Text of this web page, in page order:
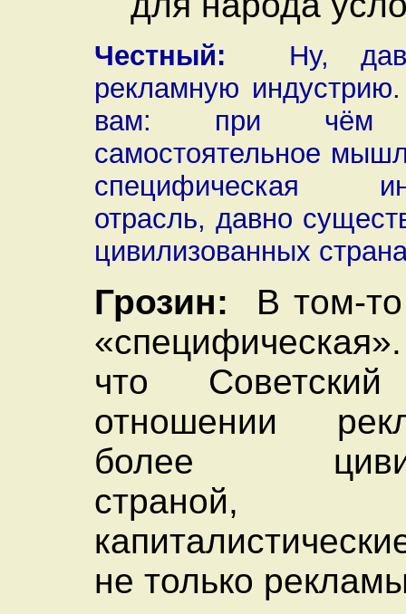
Честный: Ну,
рекламную
вам: при чём
самостоятельное
специфическая
отрасль, давно
цивилизованных
Грозин: В том-
что
отношении
более
не только